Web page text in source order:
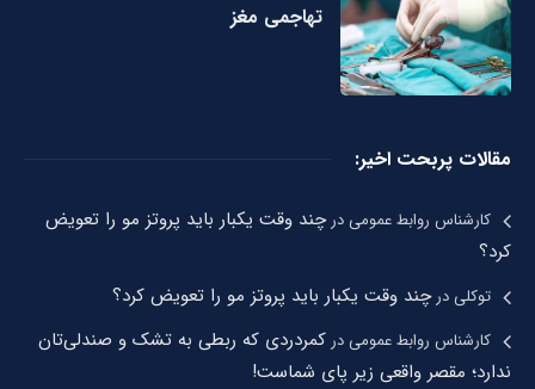
تهاجمی مغز
مقالات پربحت اخیر:
کارشناس روابط عمومیدرچند وقت یکبار باید پروتز مو را تعویض
کرد؟
توکلیدرچند وقت یکبار باید پروتز مو را تعویض کرد؟
کارشناس روابط عمومیدرکمردردی که ربطی به تشک و صندلی‌تان
ندارد؛ مقصر واقعی زیر پای شماست!